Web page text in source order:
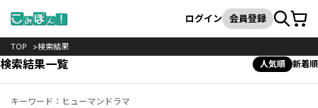
検索
ログイン 会員登録カート
TOP 検索結果
検索結果一覧 人気順 新着順
キーワード：ヒューマンドラマ